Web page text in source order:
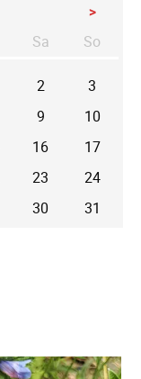
>
Sa mstagSo
2
3
9
10
16
17
23
24
30 31